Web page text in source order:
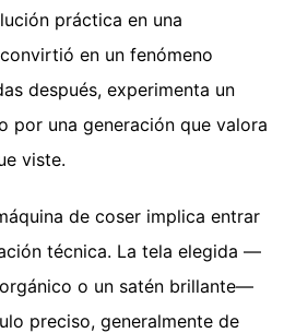
práctica en una
en un fenómeno
después, experimenta un
por una generación que valora
viste.
de coser implica entrar
técnica. La tela elegida —
o un satén brillante—
preciso, generalmente de